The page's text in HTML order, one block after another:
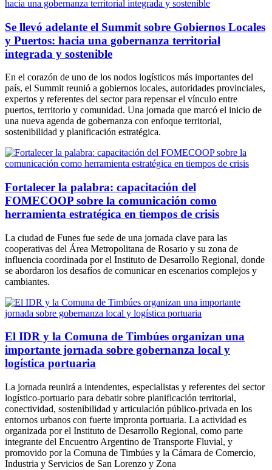
Se llevó adelante el Summit sobre Gobiernos Locales
y Puertos: hacia una gobernanza territorial
integrada y sostenible
En el corazón de uno de los nodos logísticos más importantes del
país, el Summit reunió a gobiernos locales, autoridades provinciales,
expertos y referentes del sector para repensar el vínculo entre
puertos, territorio y comunidad. Una jornada que marcó el inicio de
una nueva agenda de gobernanza con enfoque territorial,
sostenibilidad y planificación estratégica.
Fortalecer la palabra: capacitación del
FOMECOOP sobre la comunicación como
herramienta estratégica en tiempos de crisis
La ciudad de Funes fue sede de una jornada clave para las
cooperativas del Área Metropolitana de Rosario y su zona de
influencia coordinada por el Instituto de Desarrollo Regional, donde
se abordaron los desafíos de comunicar en escenarios complejos y
cambiantes.
El IDR y la Comuna de Timbúes organizan una
importante jornada sobre gobernanza local y
logística portuaria
La jornada reunirá a intendentes, especialistas y referentes del sector
logístico-portuario para debatir sobre planificación territorial,
conectividad, sostenibilidad y articulación público-privada en los
entornos urbanos con fuerte impronta portuaria. La actividad es
organizada por el Instituto de Desarrollo Regional, como parte
integrante del Encuentro Argentino de Transporte Fluvial, y
promovido por la Comuna de Timbúes y la Cámara de Comercio,
Industria y Servicios de San Lorenzo y Zona